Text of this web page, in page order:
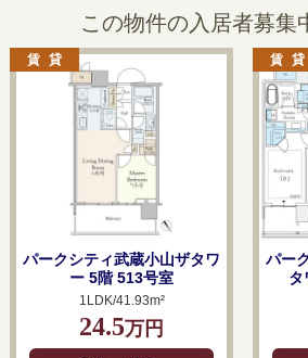
この物件の入居者募集
パークシティ武蔵小山ザタワ
ー 5階 513号室
1LDK/41.93m²
24.5万円
パー
タ